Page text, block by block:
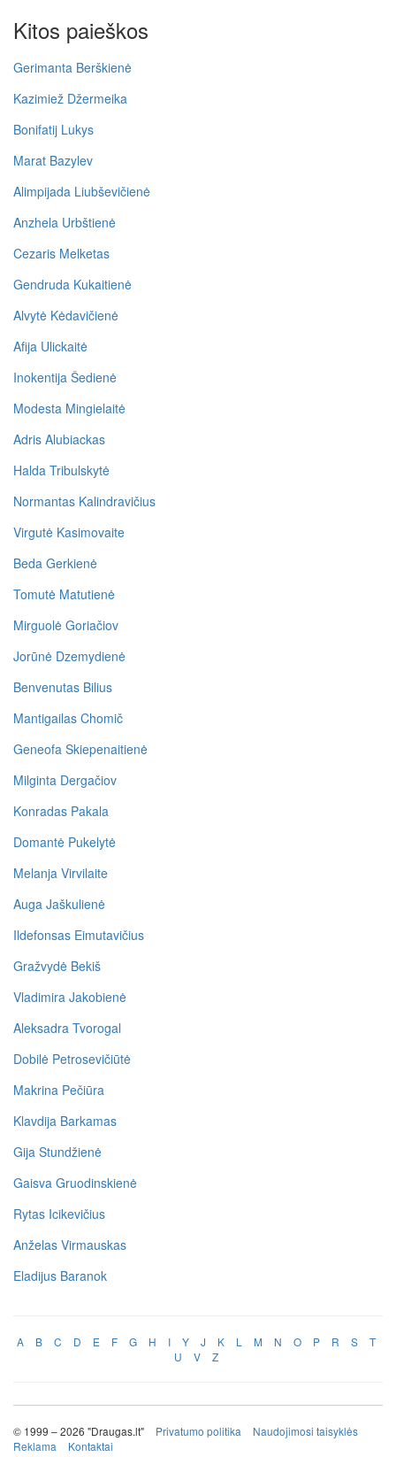
Kitos paieškos
Gerimanta Berškienė
Kazimiež Džermeika
Bonifatij Lukys
Marat Bazylev
Alimpijada Liubševičienė
Anzhela Urbštienė
Cezaris Melketas
Gendruda Kukaitienė
Alvytė Kėdavičienė
Afija Ulickaitė
Inokentija Šedienė
Modesta Mingielaitė
Adris Alubiackas
Halda Tribulskytė
Normantas Kalindravičius
Virgutė Kasimovaite
Beda Gerkienė
Tomutė Matutienė
Mirguolė Goriačiov
Jorūnė Dzemydienė
Benvenutas Bilius
Mantigailas Chomič
Geneofa Skiepenaitienė
Milginta Dergačiov
Konradas Pakala
Domantė Pukelytė
Melanja Virvilaite
Auga Jaškulienė
Ildefonsas Eimutavičius
Gražvydė Bekiš
Vladimira Jakobienė
Aleksadra Tvorogal
Dobilė Petrosevičiūtė
Makrina Pečiūra
Klavdija Barkamas
Gija Stundžienė
Gaisva Gruodinskienė
Rytas Icikevičius
Anželas Virmauskas
Eladijus Baranok
A B C D E F G H I Y J K L M N O P R S
T
U
V Z
© 1999 – 2026 "Draugas.lt" Privatumo politika
Naudojimosi taisyklės
Reklama
Kontaktai